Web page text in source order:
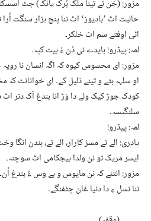
مزور: (خن تے تینا ملک ہُرک پائک) جٹ اسسکان
حالیت اٹ ’بادیوز‘ اٹ ننا پنچ ہزار سنگت اُرا
اٹی اوفتے سم اٹ خلکر۔
لمہ: پیڈرو! بایدے نی دُن ءُ ہیت کپہ۔
مزور: ای محسوس کیوہ کہ اگہ انسان نا
او سلہہ بٹے و تینے ذلیل کے۔ ای خوانانٹ
کودک جوڑ کیک ولے دا وَڑ انا بندغ آک دتر اٹ
سلنگپسہ۔
لمہ: پیڈرو!
پادری: الے تے مسز کارار، الے تے، ہندن انگا
ایسر مریک تو نن ولدا ہیجکامی اٹ سوچنہ۔
مزور: انتئے کہ نن مایوس و بے وس ءُ بندغ
ننا نسل ءِ دا دنیا غان چٹفنگے۔